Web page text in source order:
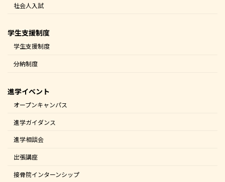
社会人入試
学生支援制度
学生支援制度
分納制度
進学イベント
オープンキャンパス
進学ガイダンス
進学相談会
出張講座
接骨院インターンシップ